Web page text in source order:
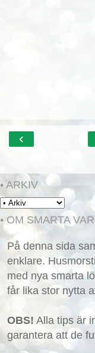
‹
• ARKIV
• OM SMARTA
På denna sida
enklare.
med nya smarta
får lika stor nytta
OBS! Alla tips är
garantera att de